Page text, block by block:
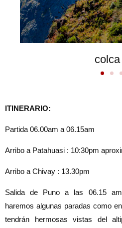
ITINERARIO:
Partida 06.00am a 06.15am
Arribo a Patahuasi : 10:30pm
Arribo a Chivay : 13.30pm
Salida de Puno a las 06.15
haremos algunas paradas como
tendrán hermosas vistas del